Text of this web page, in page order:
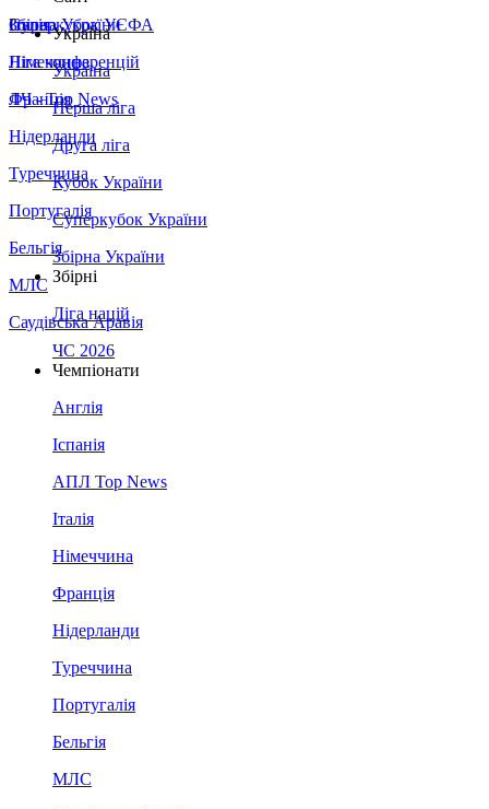
Збірна України
Італія
Німеччина
Франція
Нідерланди
Туреччина
Португалія
Бельгія
МЛС
Саудівська Аравія
Суперкубок УЄФА
Ліга конференцій
ЛЧ - Top News
Україна
Україна
Перша ліга
Друга ліга
Кубок України
Суперкубок України
Збірна України
Збірні
Ліга націй
ЧС 2026
Чемпіонати
Англія
Іспанія
АПЛ Top News
Італія
Німеччина
Франція
Нідерланди
Туреччина
Португалія
Бельгія
МЛС